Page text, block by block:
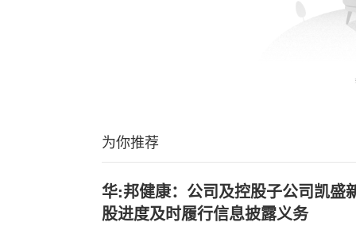
为你推荐
华:邦健康：公司及控股子公司凯盛
股进度及时履行信息披露义务